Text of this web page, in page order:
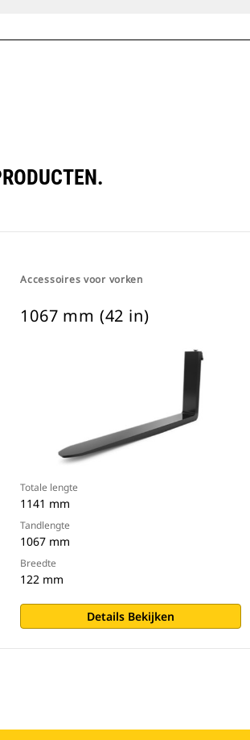
Accessoires voor vorken
1067 mm (42 in)
Totale lengte
1141 mm
Tandlengte
1067 mm
Breedte
122 mm
Details Bekijken